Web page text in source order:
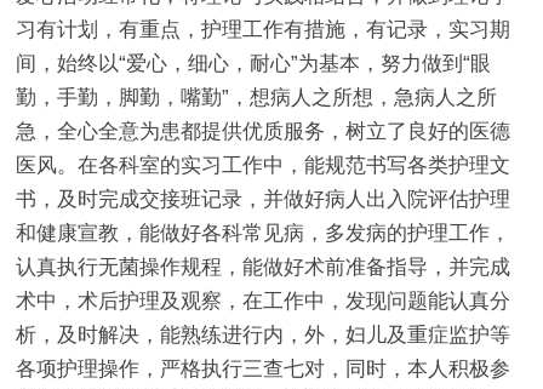
习有计划，有重点，护理工作有措施，有记录，实习期
间，始终以“爱心，细心，耐心”为基本，努力做到“眼
勤，手勤，脚勤，嘴勤”，想病人之所想，急病人之所
急，全心全意为患都提供优质服务，树立了良好的医德
医风。在各科室的实习工作中，能规范书写各类护理文
书，及时完成交接班记录，并做好病人出入院评估护理
和健康宣教，能做好各科常见病，多发病的护理工作，
认真执行无菌操作规程，能做好术前准备指导，并完成
术中，术后护理及观察，在工作中，发现问题能认真分
析，及时解决，能熟练进行内，外，妇儿及重症监护等
各项护理操作，严格执行三查七对，同时，本人积极参